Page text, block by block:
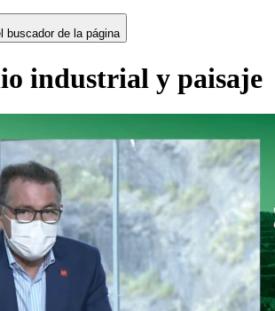
buscador de la página
industrial y paisaje